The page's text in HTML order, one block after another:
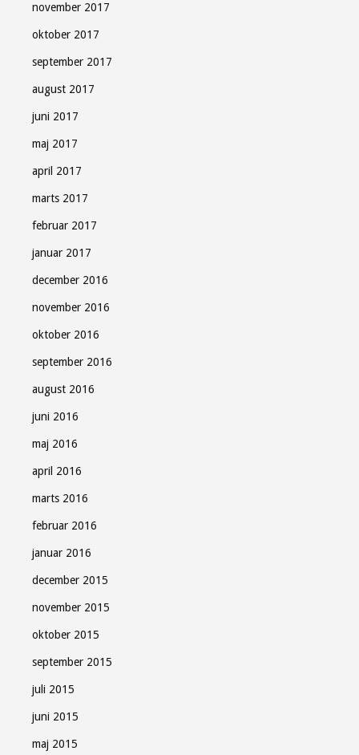
november 2017
oktober 2017
september 2017
august 2017
juni 2017
maj 2017
april 2017
marts 2017
februar 2017
januar 2017
december 2016
november 2016
oktober 2016
september 2016
august 2016
juni 2016
maj 2016
april 2016
marts 2016
februar 2016
januar 2016
december 2015
november 2015
oktober 2015
september 2015
juli 2015
juni 2015
maj 2015